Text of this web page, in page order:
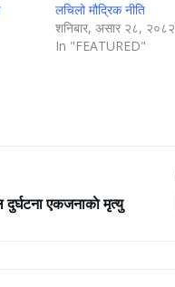
लचिलो मौद्रिक नीति
शनिबार, असार २८, २०८२
In "FEATURED"
एकजनाकाे मृत्यु